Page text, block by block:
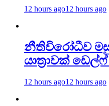
12 hours ago12 hours ago
නීතිවිරෝධීව
යාත්‍රාවක්
12 hours ago12 hours ago